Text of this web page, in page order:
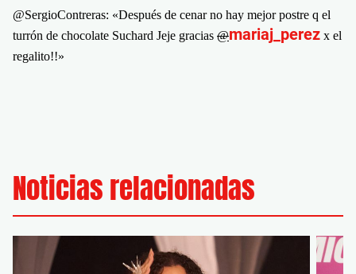
@SergioContreras: «Después de cenar no hay mejor postre q el
turrón de chocolate Suchard Jeje gracias @mariaj_perez x el
regalito!!»
Noticias relacionadas